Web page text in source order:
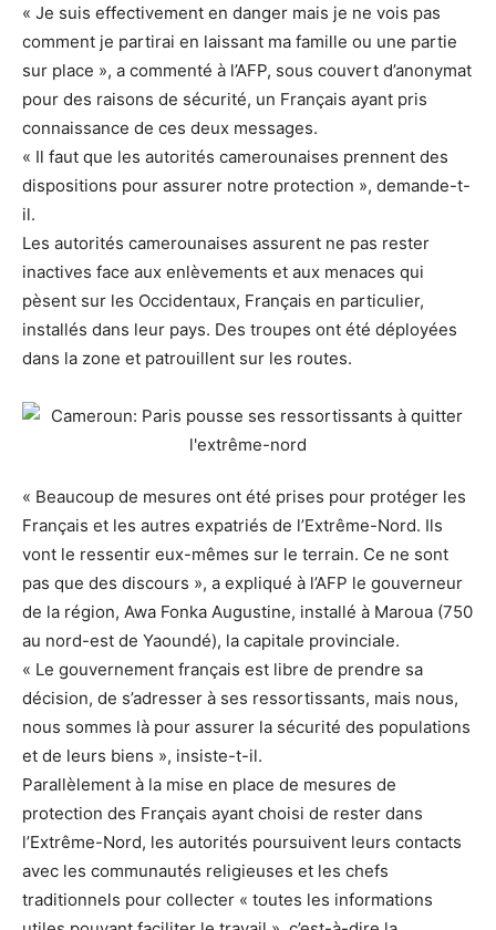
« Je suis effectivement en danger mais je ne vois pas
comment je partirai en laissant ma famille ou une partie
sur place », a commenté à l’AFP, sous couvert d’anonymat
pour des raisons de sécurité, un Français ayant pris
connaissance de ces deux messages.
« Il faut que les autorités camerounaises prennent des
dispositions pour assurer notre protection », demande-t-
il.
Les autorités camerounaises assurent ne pas rester
inactives face aux enlèvements et aux menaces qui
pèsent sur les Occidentaux, Français en particulier,
installés dans leur pays. Des troupes ont été déployées
dans la zone et patrouillent sur les routes.
« Beaucoup de mesures ont été prises pour protéger les
Français et les autres expatriés de l’Extrême-Nord. Ils
vont le ressentir eux-mêmes sur le terrain. Ce ne sont
pas que des discours », a expliqué à l’AFP le gouverneur
de la région, Awa Fonka Augustine, installé à Maroua (750
au nord-est de Yaoundé), la capitale provinciale.
« Le gouvernement français est libre de prendre sa
décision, de s’adresser à ses ressortissants, mais nous,
nous sommes là pour assurer la sécurité des populations
et de leurs biens », insiste-t-il.
Parallèlement à la mise en place de mesures de
protection des Français ayant choisi de rester dans
l’Extrême-Nord, les autorités poursuivent leurs contacts
avec les communautés religieuses et les chefs
traditionnels pour collecter « toutes les informations